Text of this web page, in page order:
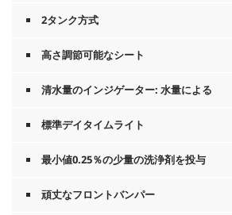
2タンク方式
高さ調節可能なシート
清水量のインジゲーター: 水量による
標準デイタイムライト
最小値0.25％の少量の洗浄剤を投与
頑丈なフロントバンパー